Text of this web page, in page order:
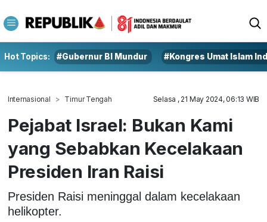
Hot Topics: #Gubernur BI Mundur #Kongres Umat Islam
Internasional Timur Tengah Selasa , 21 May 2024, 06:13 WIB
Pejabat Israel: Bukan Kami
yang Sebabkan Kecelakaan
Presiden Iran Raisi
Presiden Raisi meninggal dalam kecelakaan
helikopter.